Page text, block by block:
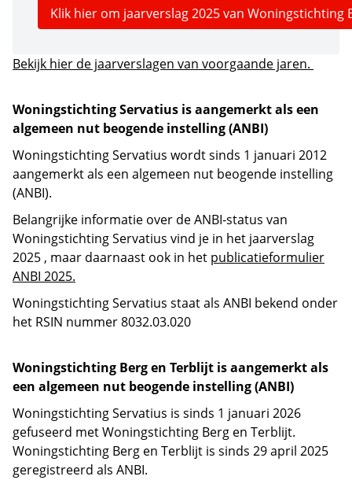
Klik hier om jaarverslag 2025 van
Bekijk hier de jaarverslagen van voorgaande jaren.
Woningstichting Servatius is aangemerkt als een
algemeen nut beogende instelling (ANBI)
Woningstichting Servatius wordt sinds 1 januari 2012
aangemerkt als een algemeen nut beogende instelling
(ANBI).
Belangrijke informatie over de ANBI-status van
Woningstichting Servatius vind je in het jaarverslag
2025 , maar daarnaast ook in het publicatieformulier
ANBI 2025.
Woningstichting Servatius staat als ANBI bekend onder
het RSIN nummer 8032.03.020
Woningstichting Berg en Terblijt is aangemerkt als
een algemeen nut beogende instelling (ANBI)
Woningstichting Servatius is sinds 1 januari 2026
gefuseerd met Woningstichting Berg en Terblijt.
Woningstichting Berg en Terblijt is sinds 29 april 2025
geregistreerd als ANBI.